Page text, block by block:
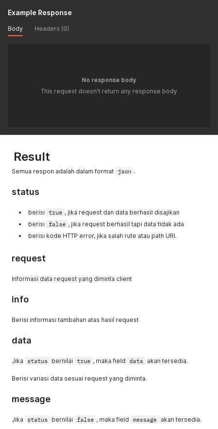
Example Response
Body Headers (0)
No response body
This request doesn't return any response body
Result
Semua respon adalah dalam format json .
status
berisi true , jika request dan data berhasil disajikan
berisi false , jika request berhasil tapi data tidak ada
berisi kode HTTP error, jika salah rute atau path URI.
request
Informasi data request yang diminta client
info
Berisi informasi tambahan atas hasil request
data
Jika status bernilai true , maka field data akan tersedia.
Berisi variasi data sesuai request yang diminta.
message
Jika status bernilai false , maka field message akan tersedia.